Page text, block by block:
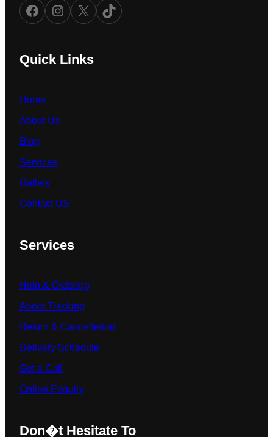
Facebook Instagram X TikTok
Quick Links
Home
About Us
Blog
Services
Gallery
Contact US
Services
Help & Ordering
About Tracking
Return & Cancelletion
Delivery Schedule
Get a Call
Online Enquiry
Don�t Hesitate To